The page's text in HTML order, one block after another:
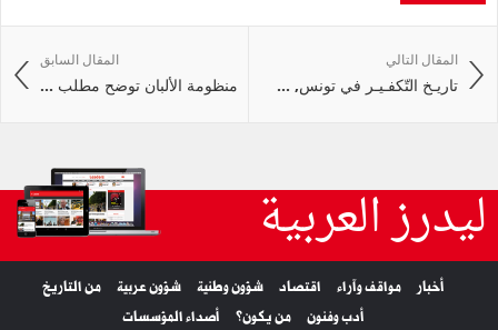
المقال السابق
منظومة الألبان توضح مطلب ...
المقال التالي
تاريـخ التّكفـيـر في تونس, ...
ليدرز العربية
أخبار مواقف وآراء اقتصاد شؤون وطنية شؤون عربية
من التاريخ
أدب وفنون
من يكون؟ أصداء المؤسسات